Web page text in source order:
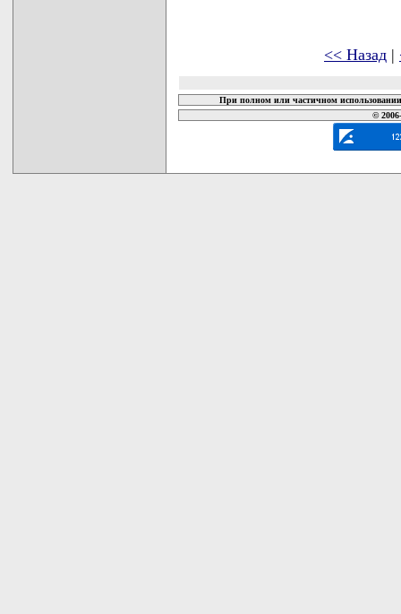
<< Назад |
При полном или частичном
©